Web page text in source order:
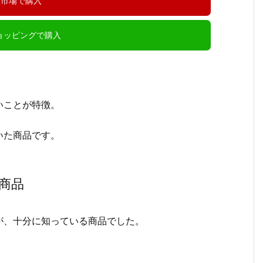
ッピングで購入
とが特徴。
商品です。
品
十分に知っている商品でした。